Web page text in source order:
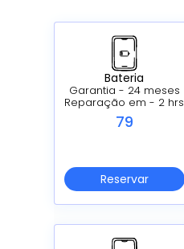
Bateria
Garantia - 24 meses
Reparação em - 2 hrs
79
Reservar